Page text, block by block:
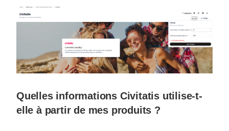
Quelles informations Civitatis utilise-t-
elle à partir de mes produits ?